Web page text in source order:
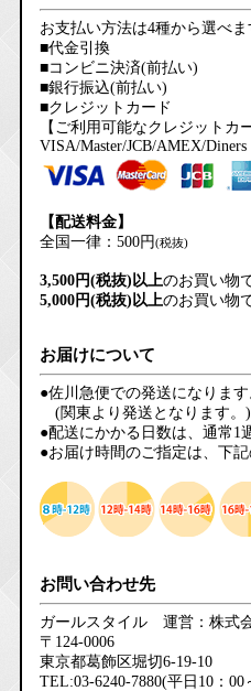
お支払い方法は4種から選べま
■代金引換
■コンビニ決済(前払い)
■銀行振込(前払い)
■クレジットカード
【ご利用可能なクレジットカ
VISA/Master/JCB/AMEX/Diners
【配送料金】
全国一律：500円(税抜)
3,500円(税抜)以上のお買い物
5,000円(税抜)以上のお買い物
お届けについて
●佐川急便での発送になります
(関東より発送となります。)
●配送にかかる日数は、通常1
●お届け時間のご指定は、下
お問い合わせ先
ガールスタイル 運営：株式
〒124-0006
東京都葛飾区堀切6-19-10
TEL:03-6240-7880(平日10：00